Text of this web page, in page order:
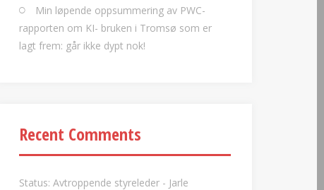
Min løpende oppsummering av PWC-
rapporten om KI- bruken i Tromsø som er
lagt frem: går ikke dypt nok!
Recent Comments
Status: Avtroppende styreleder - Jarle